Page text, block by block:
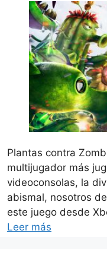
Plantas contra
multijugador más
videoconsolas, la
abismal, nosotros
este juego desde
Leer más